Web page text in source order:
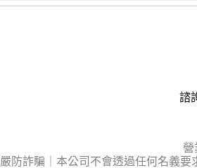
諮
營
嚴防詐騙｜本公司不會透過任何名義